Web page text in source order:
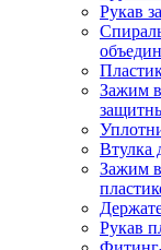
Рукав
Зажим
Втулка
Зажим
Рукав